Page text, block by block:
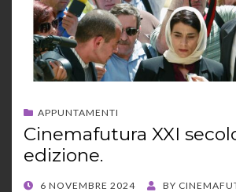
APPUNTAMENTI
Cinemafutura XXI
edizione.
POSTED
6 NOVEMBRE 2024 BY